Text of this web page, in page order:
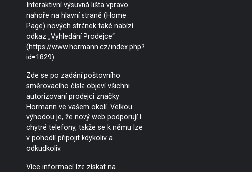
Interaktivní výsuvná lišta vpravo
nahoře na hlavní straně (Home
Page) nových stránek také nabízí
odkaz „Vyhledání Prodejce“
(https://www.hormann.cz/index.php?
id=1829).
Zde se po zadání poštovního
směrovacího čísla objeví všichni
autorizovaní prodejci značky
Hörmann ve vašem okolí. Velkou
výhodou je, že nový web podporují i
chytré telefony, takže se k němu lze
v pohodlí připojit kdykoliv a
odkudkoliv.
Více informací lze získat na